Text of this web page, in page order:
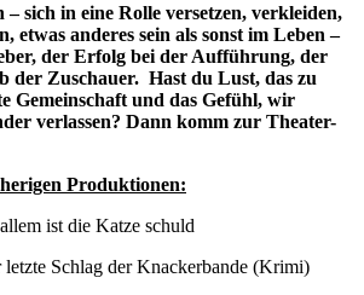
– sich in eine Rolle versetzen, verkleiden,
etwas anderes sein als sonst im Leben –
der Erfolg bei der Aufführung, der
der Zuschauer. Hast du Lust, das zu
Gemeinschaft und das Gefühl, wir
verlassen? Dann komm zur Theater-
Produktionen:
die Katze schuld
Schlag der Knackerbande (Krimi)